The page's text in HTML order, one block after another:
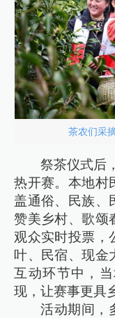
茶农们采
祭茶仪式后
热开赛。本地村
盖通俗、民族、
赞美乡村、歌颂
观众实时投票，
叶、民宿、现金
互动环节中，
现，让赛事更具
活动期间，